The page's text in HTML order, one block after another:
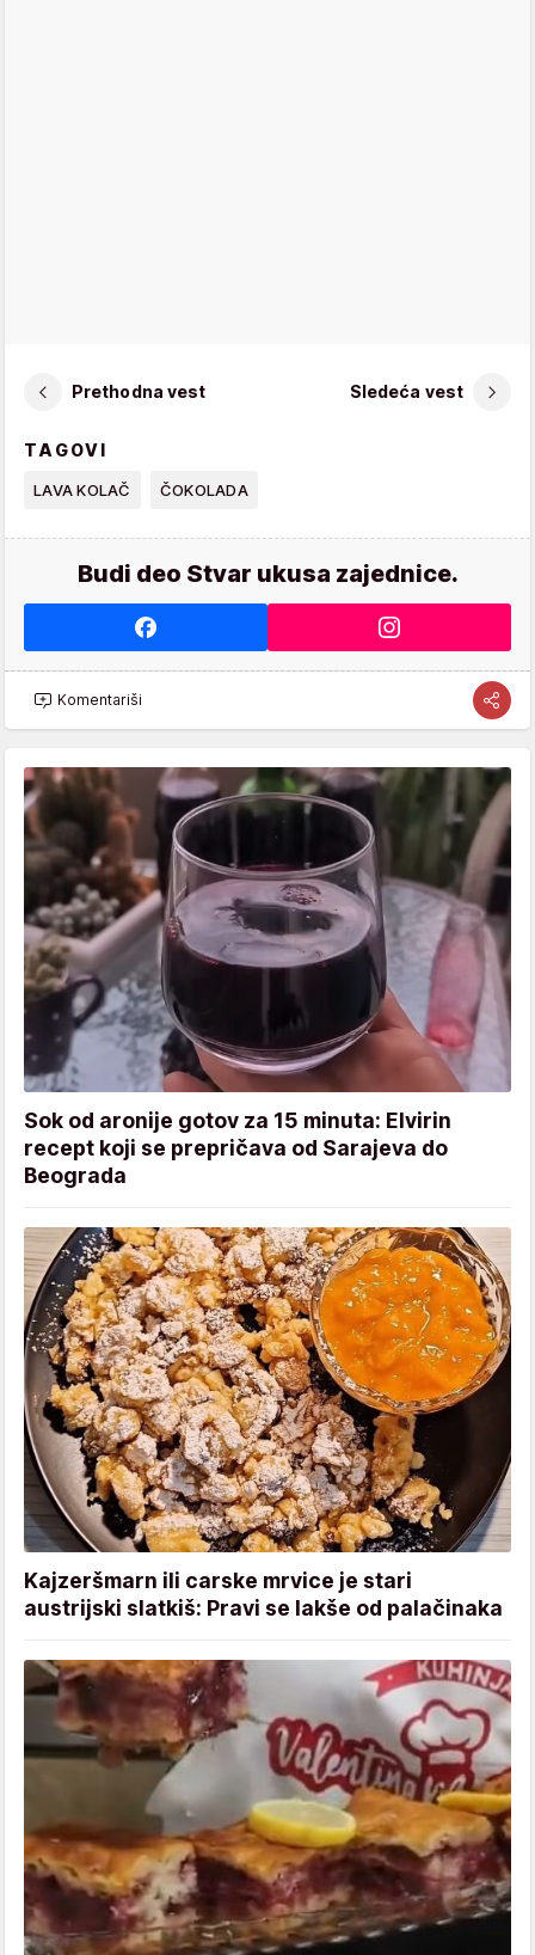
Prethodna vest Sledeća vest
TAGOVI
LAVA KOLAČ ČOKOLADA
Budi deo Stvar ukusa zajednice.
Komentariši
Sok od aronije gotov za 15 minuta: Elvirin
recept koji se prepričava od Sarajeva do
Beograda
Kajzeršmarn ili carske mrvice je stari
austrijski slatkiš: Pravi se lakše od palačinaka